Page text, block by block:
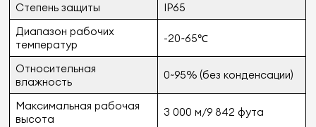
Степень защиты
IP65
Диапазон рабочих
температур
-20~65℃
Относительная
влажность
0~95% (без конденсации)
Максимальная рабочая
высота
3 000 м/9 842 фута